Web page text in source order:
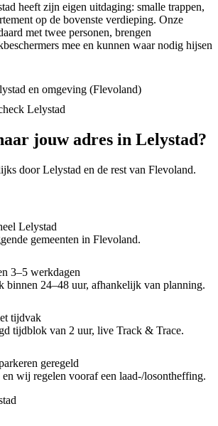
heeft zijn eigen uitdaging: smalle trappen,
op de bovenste verdieping. Onze
met twee personen, brengen
mee en kunnen waar nodig hijsen
en omgeving (Flevoland)
Lelystad
jouw adres in Lelystad?
doorLelystad en de rest van Flevoland.
Lelystad
gemeenten in Flevoland.
3–5 werkdagen
binnen 24–48 uur, afhankelijk van planning.
tijdvak
tijdblok van 2 uur, live Track & Trace.
geregeld
wij regelen vooraf een laad-/losontheffing.